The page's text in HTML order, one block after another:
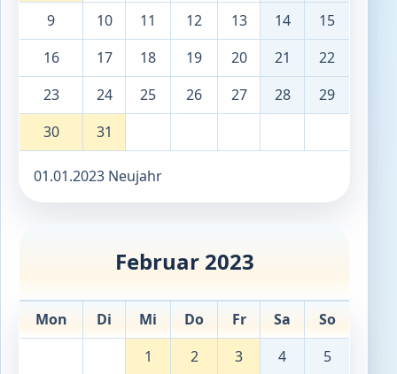
9
10 11 12 13 14
15
16
17 18 19 20 21
22
23
24 25 26 27 28
29
30
31
01.01.2023 Neujahr
Februar 2023
Mon Di Mi Do Fr Sa
So
1
2 3 4
5